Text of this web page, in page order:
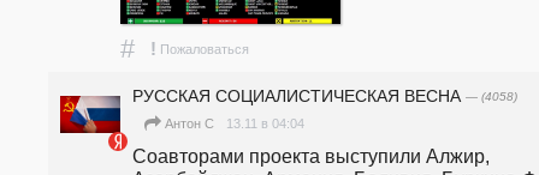
# ! Пожаловаться
РУССКАЯ СОЦИАЛИСТИЧЕСКАЯ ВЕСНА — (4058)
Антон С 13.11 в 04:04
Соавторами проекта выступили Алжир,